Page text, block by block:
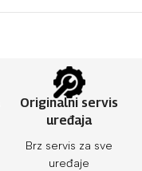
Originalni servis
uređaja
Brz servis za sve
uređaje